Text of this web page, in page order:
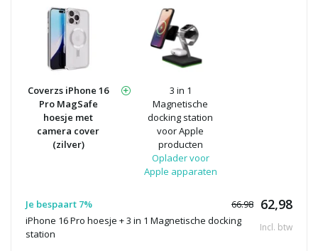
Coverzs iPhone 16
Pro MagSafe
hoesje met
camera cover
(zilver)
3 in 1
Magnetische
docking station
voor Apple
producten
Oplader voor
Apple apparaten
Je bespaart 7% 66.98 62,98
iPhone 16 Pro hoesje + 3 in 1 Magnetische docking
station
Incl. btw